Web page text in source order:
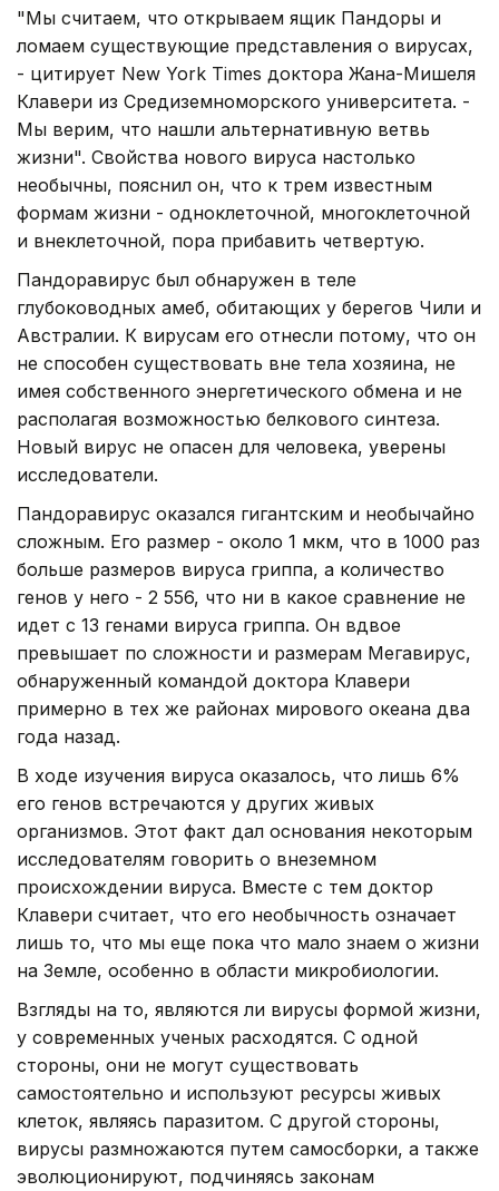
"Мы считаем, что открываем ящик Пандоры и
ломаем существующие представления о вирусах,
- цитирует New York Times доктора Жана-Мишеля
Клавери из Средиземноморского университета. -
Мы верим, что нашли альтернативную ветвь
жизни". Свойства нового вируса настолько
необычны, пояснил он, что к трем известным
формам жизни - одноклеточной, многоклеточной
и внеклеточной, пора прибавить четвертую.
Пандоравирус был обнаружен в теле
глубоководных амеб, обитающих у берегов Чили и
Австралии. К вирусам его отнесли потому, что он
не способен существовать вне тела хозяина, не
имея собственного энергетического обмена и не
располагая возможностью белкового синтеза.
Новый вирус не опасен для человека, уверены
исследователи.
Пандоравирус оказался гигантским и необычайно
сложным. Его размер - около 1 мкм, что в 1000 раз
больше размеров вируса гриппа, а количество
генов у него - 2 556, что ни в какое сравнение не
идет с 13 генами вируса гриппа. Он вдвое
превышает по сложности и размерам Мегавирус,
обнаруженный командой доктора Клавери
примерно в тех же районах мирового океана два
года назад.
В ходе изучения вируса оказалось, что лишь 6%
его генов встречаются у других живых
организмов. Этот факт дал основания некоторым
исследователям говорить о внеземном
происхождении вируса. Вместе с тем доктор
Клавери считает, что его необычность означает
лишь то, что мы еще пока что мало знаем о жизни
на Земле, особенно в области микробиологии.
Взгляды на то, являются ли вирусы формой жизни,
у современных ученых расходятся. С одной
стороны, они не могут существовать
самостоятельно и используют ресурсы живых
клеток, являясь паразитом. С другой стороны,
вирусы размножаются путем самосборки, а также
эволюционируют, подчиняясь законам